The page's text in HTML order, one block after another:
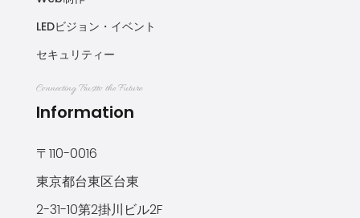
LEDビジョン・イベント
セキュリティー
Connecting Trustto the Future
Information
〒110-0016
東京都台東区台東
2-31-10第2掛川ビル2F